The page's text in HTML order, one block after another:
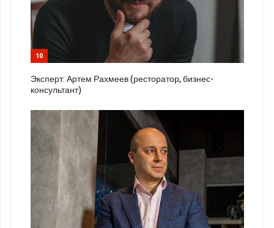
10
Эксперт: Артем Рахмеев (ресторатор, бизнес-
консультант)